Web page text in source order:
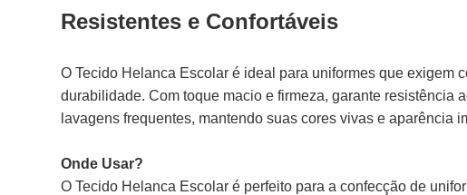
Resistentes e Confortáveis
O Tecido Helanca Escolar é ideal para uniformes que exigem
durabilidade. Com toque macio e firmeza, garante resistência
lavagens frequentes, mantendo suas cores vivas e aparência
Onde Usar?
O Tecido Helanca Escolar é perfeito para a confecção de